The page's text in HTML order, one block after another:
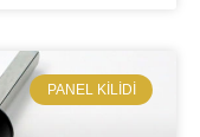
​PANEL KILIDI